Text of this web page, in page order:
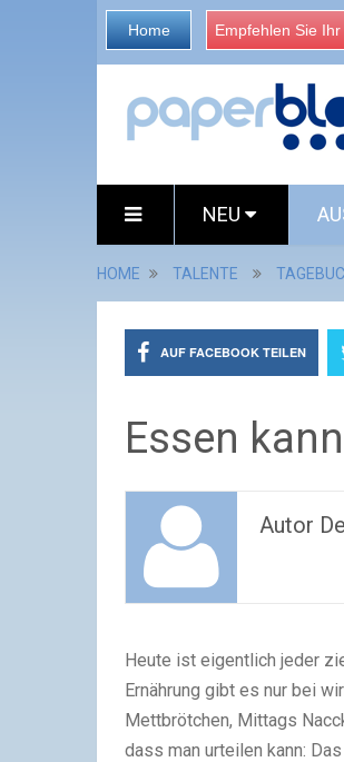
Home Empfehlen Sie Ihr
NEU
HOME TALENTE
AUF FACEBOOK TEILEN
Essen
Autor
Heute ist eigentlich jeder
Ernährung gibt es nur bei
Mettbrötchen, Mittags
dass man urteilen kann: